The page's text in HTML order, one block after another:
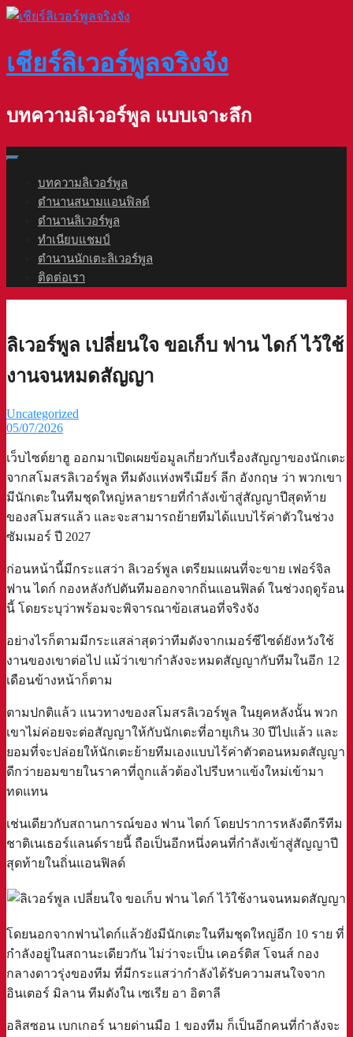
Skip
เชียร์ลิเวอร์พูลจริงจัง
บทความลิเวอร์พูล แบบเจาะลึก
บทความลิเวอร์พูล
ตำนานสนามแอนฟิลด์
ตำนานลิเวอร์พูล
ทำเนียบแชมป์
ตำนานนักเตะลิเวอร์พูล
ติดต่อเรา
ลิเวอร์พูล เปลี่ยนใจ ขอเก็บ ฟาน ไดก์ ไว้ใช้
งานจนหมดสัญญา
Uncategorized
05/07/2026
เว็บไซต์ยาฮู ออกมาเปิดเผยข้อมูลเกี่ยวกับเรื่องสัญญาของนักเตะ
จากสโมสรลิเวอร์พูล ทีมดังแห่งพรีเมียร์ ลีก อังกฤษ ว่า พวกเขา
มีนักเตะในทีมชุดใหญ่หลายรายที่กำลังเข้าสู่สัญญาปีสุดท้าย
ของสโมสรแล้ว และจะสามารถย้ายทีมได้แบบไร้ค่าตัวในช่วง
ซัมเมอร์ ปี 2027
ก่อนหน้านี้มีกระแสว่า ลิเวอร์พูล เตรียมแผนที่จะขาย เฟอร์จิล
ฟาน ไดก์ กองหลังกัปตันทีมออกจากถิ่นแอนฟิลด์ ในช่วงฤดูร้อน
นี้ โดยระบุว่าพร้อมจะพิจารณาข้อเสนอที่จริงจัง
อย่างไรก็ตามมีกระแสล่าสุดว่าทีมดังจากเมอร์ซีไซด์ยังหวังใช้
งานของเขาต่อไป แม้ว่าเขากำลังจะหมดสัญญากับทีมในอีก 12
เดือนข้างหน้าก็ตาม
ตามปกติแล้ว แนวทางของสโมสรลิเวอร์พูล ในยุคหลังนั้น พวก
เขาไม่ค่อยจะต่อสัญญาให้กับนักเตะที่อายุเกิน 30 ปีไปแล้ว และ
ยอมที่จะปล่อยให้นักเตะย้ายทีมเองแบบไร้ค่าตัวตอนหมดสัญญา
ดีกว่ายอมขายในราคาที่ถูกแล้วต้องไปรีบหาแข้งใหม่เข้ามา
ทดแทน
เช่นเดียวกับสถานการณ์ของ ฟาน ไดก์ โดยปราการหลังดีกรีทีม
ชาติเนเธอร์แลนด์รายนี้ ถือเป็นอีกหนึ่งคนที่กำลังเข้าสู่สัญญาปี
สุดท้ายในถิ่นแอนฟิลด์
โดยนอกจากฟานไดก์แล้วยังมีนักเตะในทีมชุดใหญ่อีก 10 ราย ที่
กำลังอยู่ในสถานะเดียวกัน ไม่ว่าจะเป็น เคอร์ติส โจนส์ กอง
กลางดาวรุ่งของทีม ที่มีกระแสว่ากำลังได้รับความสนใจจาก
อินเตอร์ มิลาน ทีมดังใน เซเรีย อา อิตาลี
อลิสซอน เบกเกอร์ นายด่านมือ 1 ของทีม ก็เป็นอีกคนที่กำลังจะ